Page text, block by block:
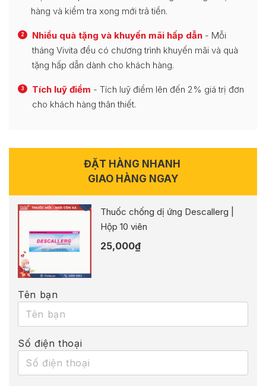
hàng và kiểm tra xong mới trả tiền.
2 Nhiều quà tặng và khuyến mãi hấp dẫn - Mỗi
tháng Vivita đều có chương trình khuyến mãi và quà
tặng hấp dẫn dành cho khách hàng.
3 Tích luỹ điểm - Tích luỹ điểm lên đến 2% giá trị đơn
cho khách hàng thân thiết.
ĐẶT HÀNG NHANH
GIAO HÀNG NGAY
Thuốc chống dị ứng Descallerg |
Hộp 10 viên
25,000₫
Tên bạn
Số điện thoại